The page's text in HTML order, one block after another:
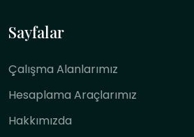
Sayfalar
Çalışma Alanlarımız
Hesaplama Araçlarımız
Hakkımızda